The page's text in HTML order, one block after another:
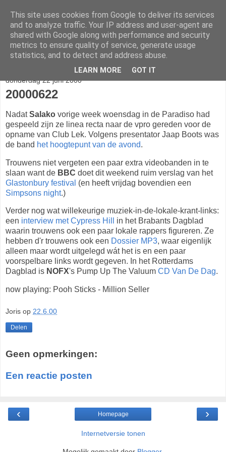
stereo
donderdag 22 juni 2000
20000622
NadatSalako vorige week woensdag in de Paradiso had
gespeeld zijn ze linea recta naar de vpro gereden voor de
opname van Club Lek. Volgens presentator Jaap Boots was
de band het hoogtepunt van de avond.
Trouwens niet vergeten een paar extra videobanden in te
slaan want de BBC doet dit weekend ruim verslag van het
Glastonbury festival (en heeft vrijdag bovendien een
Simpsons night.)
Verder nog wat willekeurige muziek-in-de-lokale-krant-links:
een interview met Cypress Hill
in het Brabants Dagblad
waarin trouwens ook een paar lokale rappers figureren. Ze
hebben d'r trouwens ook een Dossier MP3, waar eigenlijk
alleen maar wordt uitgelegd wát het is en een paar
voorspelbare links wordt gegeven. In het Rotterdams
Dagblad is NOFX's Pump Up The Valuum CD Van De Dag.
now playing: Pooh Sticks - Million Seller
Joris op 22.6.00
Delen
Geen opmerkingen:
Een reactie posten
‹ ›
Homepage
Internetversie tonen
This site uses cookies from Google to deliver its services
and to analyze traffic. Your IP address and user-agent are
shared with Google along with performance and security
metrics to ensure quality of service, generate usage
statistics, and to detect and address abuse.
LEARN MORE GOT IT